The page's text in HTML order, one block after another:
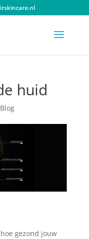
huid
Blog
gezond jouw